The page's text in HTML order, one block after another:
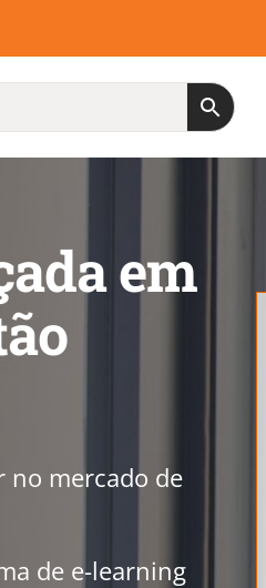
em
no mercado de
de e-learning